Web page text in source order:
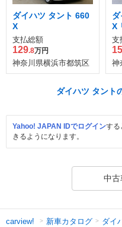
ダイハツ タント 660
X
支払総額
129.8万円
神奈川県横浜市都筑区
X
支
神
ダイハツ タント
Yahoo! JAPAN IDでログインする
きるようになります。
中古
carview! 新車カタログ ダイ